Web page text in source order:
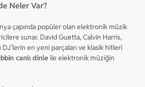
Neler Var?
çapında popüler olan elektronik müzik
sunar. David Guetta, Calvin Harris,
en yeni parçaları ve klasik hitleri
canlı dinle ile elektronik müziğin